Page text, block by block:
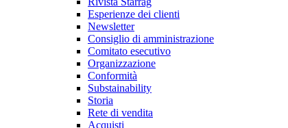
Esperienze dei clienti
Newsletter
Consiglio di amministrazione
Comitato esecutivo
Organizzazione
Conformità
Substainability
Storia
Rete di vendita
Acquisti